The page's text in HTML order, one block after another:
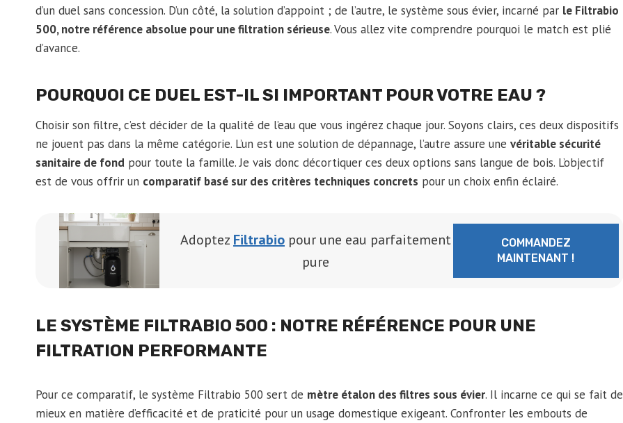
d’un duel sans concession. D’un côté, la solution d’appoint ; de l’autre, le système sous évier, incarné par le Filtrabio
500, notre référence absolue pour une filtration sérieuse. Vous allez vite comprendre pourquoi le match est plié
d’avance.
POURQUOI CE DUEL EST-IL SI IMPORTANT POUR VOTRE EAU ?
Choisir son filtre, c’est décider de la qualité de l’eau que vous ingérez chaque jour. Soyons clairs, ces deux dispositifs
ne jouent pas dans la même catégorie. L’un est une solution de dépannage, l’autre assure une véritable sécurité
sanitaire de fond pour toute la famille. Je vais donc décortiquer ces deux options sans langue de bois. L’objectif
est de vous offrir un comparatif basé sur des critères techniques concrets pour un choix enfin éclairé.
Adoptez Filtrabio pour une eau parfaitement
pure
COMMANDEZ
MAINTENANT !
LE SYSTÈME FILTRABIO 500 : NOTRE RÉFÉRENCE POUR UNE
FILTRATION PERFORMANTE
Pour ce comparatif, le système Filtrabio 500 sert de mètre étalon des filtres sous évier. Il incarne ce qui se fait de
mieux en matière d’efficacité et de praticité pour un usage domestique exigeant. Confronter les embouts de